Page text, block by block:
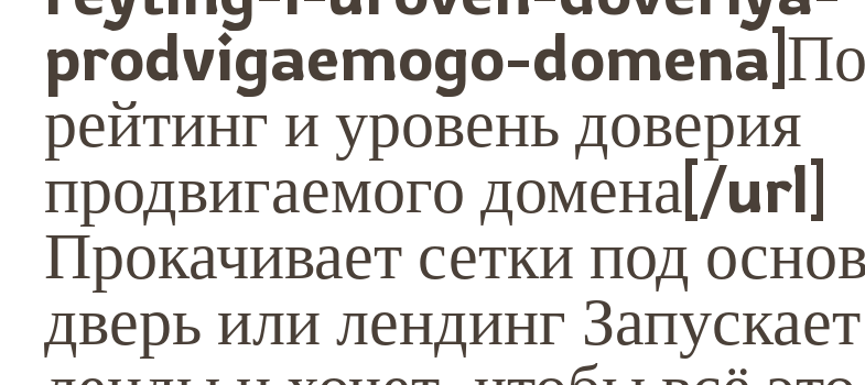
prodvigaemogo-
рейтинг и уровень доверия
продвигаемого домена[/url]
Прокачивает сетки под
дверь или лендинг